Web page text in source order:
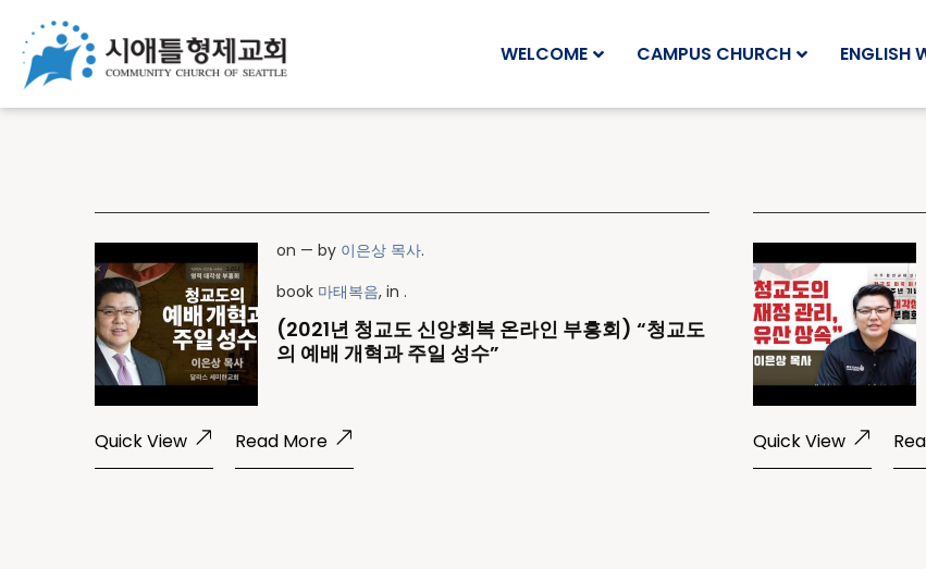
WELCOME CAMPUS CHURCH ENGLISH
on — by 이은상 목사.
book 마태복음, in .
(2021년 청교도 신앙회복 온라인 부흥회) “청교도
의 예배 개혁과 주일 성수”
Quick View Read More Quick View